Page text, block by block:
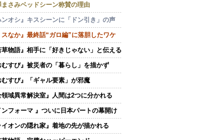
まさみベッドシーン称賛の理由
ンオシ』キスシーンに「ドン引き」の声
スなか』最終話“ガロ編”に落胆したワケ
草物語』相手に「好きじゃない」と伝える
むすび』被災者の「暮らし」を描かず
むすび』「ギャル要素」が邪魔
領域異常解決室』人間は2つに分かれる
ンフォーマ 』ついに日本パートの幕開け
イオンの隠れ家』着地の先が描かれる